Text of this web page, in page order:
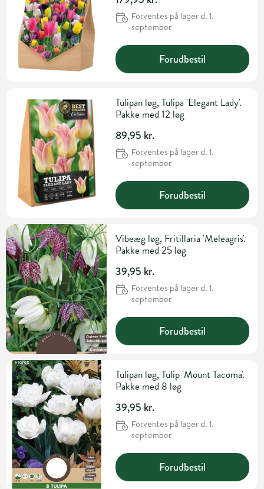
Forventes på lager d. 1.
september
Forudbestil
Tulipan løg, Tulipa 'Elegant Lady'.
Pakke med 12 løg
89,95 kr.
Forventes på lager d. 1.
september
Forudbestil
Vibeæg løg, Fritillaria 'Meleagris'.
Pakke med 25 løg
39,95 kr.
Forventes på lager d. 1.
september
Forudbestil
Tulipan løg, Tulip 'Mount Tacoma'.
Pakke med 8 løg
39,95 kr.
Forventes på lager d. 1.
september
Forudbestil